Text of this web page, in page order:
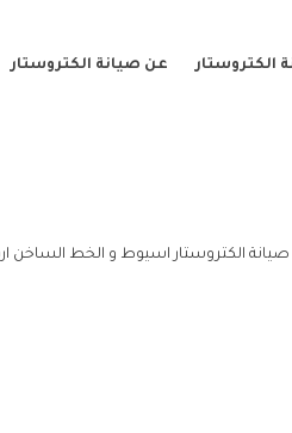
الكتروستار عن صيانة الكتروستار
الكتروستار اسيوط و الخط الساخن